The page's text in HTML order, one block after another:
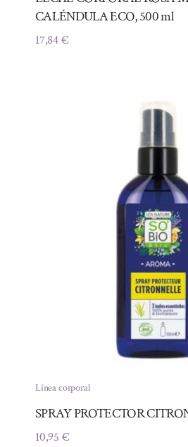
CALÉNDULA ECO, 500 ml
17,84€
Línea corporal
SPRAY PROTECTOR
10,95 €